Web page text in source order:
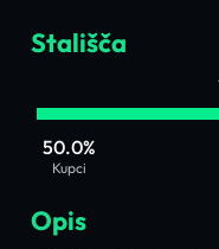
Stališča
50.0%
Kupci
Opis